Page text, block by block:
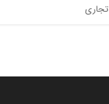
تجاری